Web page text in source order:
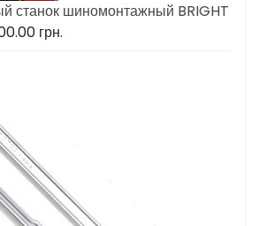
станок шиномонтажный BRIGHT
грн.